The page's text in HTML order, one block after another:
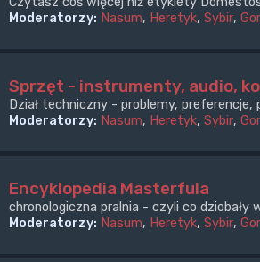
Moderatorzy: Nasum, Heretyk, Sybir,
Sprzęt - instrumenty, audio,
Dział techniczny - problemy, preferencje,
Moderatorzy: Nasum, Heretyk, Sybir,
Encyklopedia Masterfula
chronologiczna pralnia - czyli co dziobały
Moderatorzy: Nasum, Heretyk, Sybir,